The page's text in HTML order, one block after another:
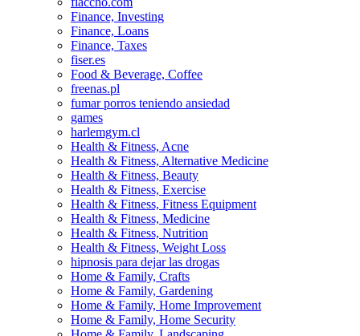
Finance, Investing
Finance, Loans
Finance, Taxes
fiser.es
Food & Beverage, Coffee
freenas.pl
fumar porros teniendo ansiedad
games
harlemgym.cl
Health & Fitness, Acne
Health & Fitness, Alternative Medicine
Health & Fitness, Beauty
Health & Fitness, Exercise
Health & Fitness, Fitness Equipment
Health & Fitness, Medicine
Health & Fitness, Nutrition
Health & Fitness, Weight Loss
hipnosis para dejar las drogas
Home & Family, Crafts
Home & Family, Gardening
Home & Family, Home Improvement
Home & Family, Home Security